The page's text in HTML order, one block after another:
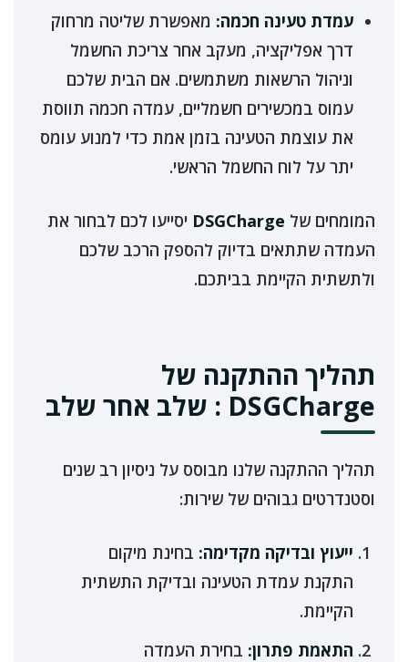
עמדת טעינה חכמה: מאפשרת שליטה מרחוק
דרך אפליקציה, מעקב אחר צריכת החשמל
וניהול הרשאות משתמשים. אם הבית שלכם
עמוס במכשירים חשמליים, עמדה חכמה תווסת
את עוצמת הטעינה בזמן אמת כדי למנוע עומס
יתר על לוח החשמל הראשי.
המומחים של DSGCharge יסייעו לכם לבחור את
העמדה שתתאים בדיוק להספק הרכב שלכם
ולתשתית הקיימת בביתכם.
תהליך ההתקנה של
DSGCharge : שלב אחר שלב
תהליך ההתקנה שלנו מבוסס על ניסיון רב שנים
וסטנדרטים גבוהים של שירות:
ייעוץ ובדיקה מקדימה: בחינת מיקום
התקנת עמדת הטעינה ובדיקת התשתית
הקיימת.
התאמת פתרון: בחירת העמדה